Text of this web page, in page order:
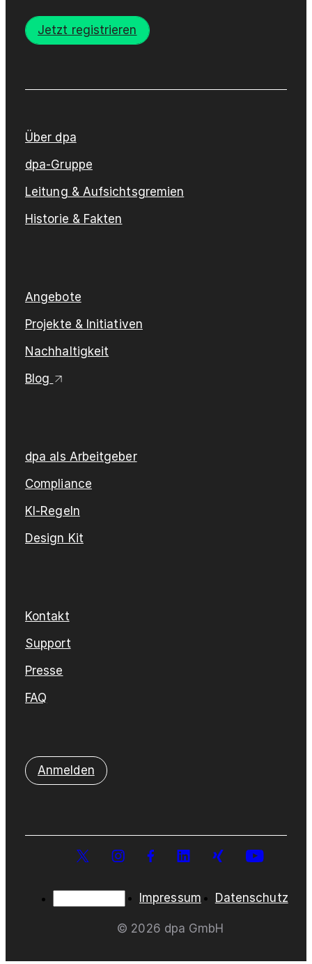
Jetzt registrieren
Über dpa
dpa-Gruppe
Leitung & Aufsichtsgremien
Historie & Fakten
Angebote
Projekte & Initiativen
Nachhaltigkeit
Blog
dpa als Arbeitgeber
Compliance
KI-Regeln
Design Kit
Kontakt
Support
Presse
FAQ
Anmelden
Impressum Datenschutz
© 2026 dpa GmbH